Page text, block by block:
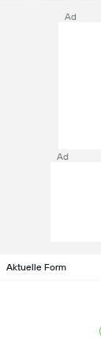
Ad
Aktuelle Form
Ad